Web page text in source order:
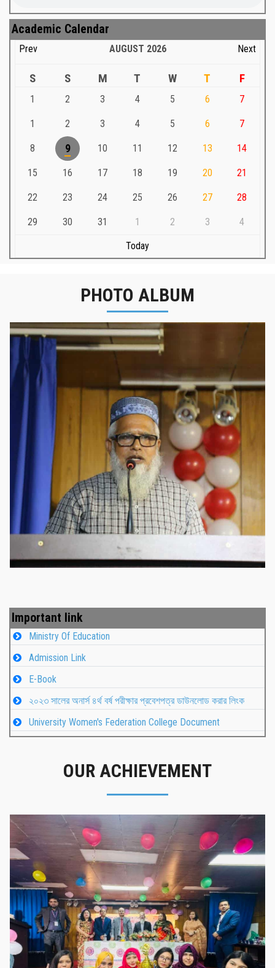
Academic Calendar
Prev AUGUST 2026 Next
S S M T W T F
1 2 3 4 5 6 7
1 2 3 4 5 6 7
8 9 10 11 12 13 14
15 16 17 18 19 20 21
22 23 24 25 26 27 28
29 30 31 1 2 3 4
Today
PHOTO ALBUM
নবীনবরণ - ২০২৫
Important link
Ministry Of Education
Admission Link
E-Book
২০২৩ সালের অনার্স ৪র্থ বর্ষ পরীক্ষার প্রবেশপত্র ডাউনলোড করার লিংক
University Women's Federation College Document
OUR ACHIEVEMENT
গৌরবের মুহূর্ত
গৌরবের মুহূর্ত